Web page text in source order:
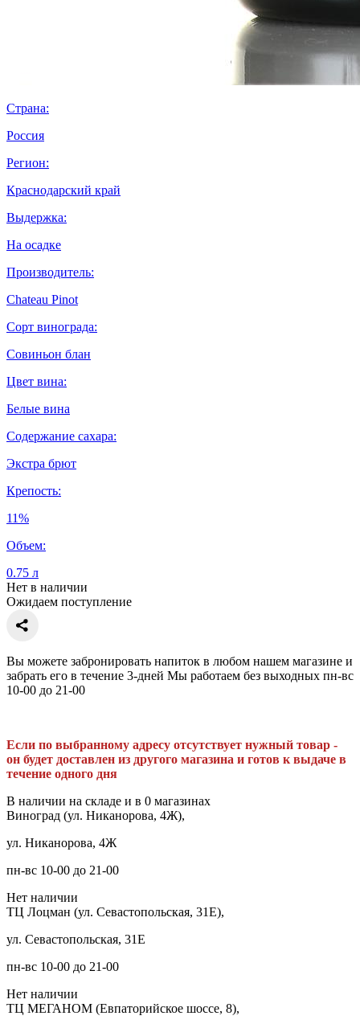
Страна:
Россия
Регион:
Краснодарский край
Выдержка:
На осадке
Производитель:
Chateau Pinot
Сорт винограда:
Совиньон блан
Цвет вина:
Белые вина
Содержание сахара:
Экстра брют
Крепость:
11%
Объем:
0.75 л
Нет в наличии
Ожидаем поступление
Вы можете забронировать напиток в любом нашем магазине и
забрать его в течение 3-дней Мы работаем без выходных пн-вс
10-00 до 21-00
Если по выбранному адресу отсутствует нужный товар -
он будет доставлен из другого магазина и готов к выдаче в
течение одного дня
В наличии на складе и в 0 магазинах
Виноград (ул. Никанорова, 4Ж),
ул. Никанорова, 4Ж
пн-вс 10-00 до 21-00
Нет наличии
ТЦ Лоцман (ул. Севастопольская, 31Е),
ул. Севастопольская, 31Е
пн-вс 10-00 до 21-00
Нет наличии
ТЦ МЕГАНОМ (Евпаторийское шоссе, 8),